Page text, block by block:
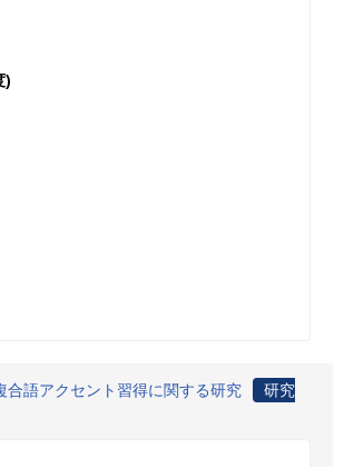
)
合語アクセント習得に関する研究
研究